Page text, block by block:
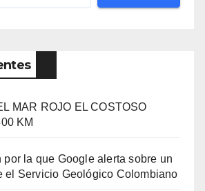
MAR ROJO EL COSTOSO
KM
por la que Google alerta sobre un
el Servicio Geológico Colombiano